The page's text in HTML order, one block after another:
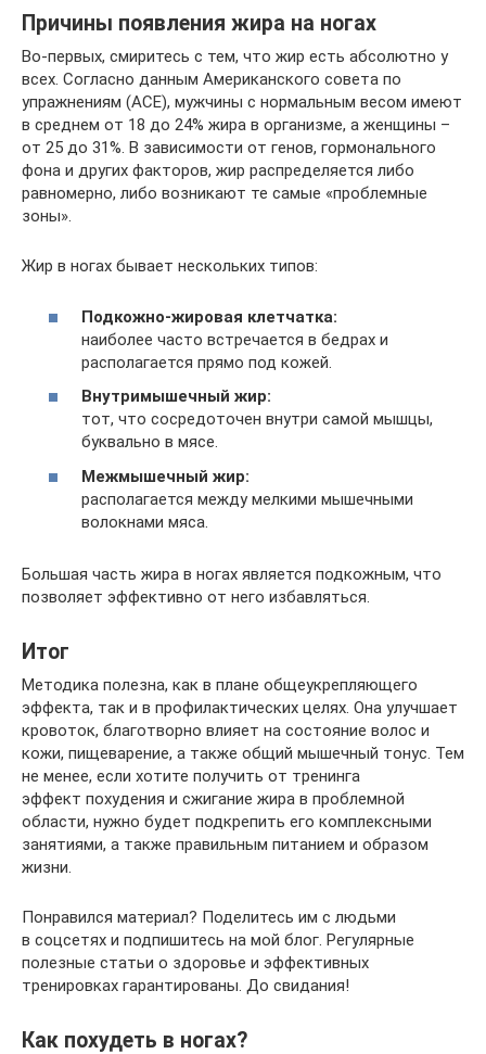
Причины появления жира на ногах
Во-первых, смиритесь с тем, что жир есть абсолютно у
всех. Согласно данным Американского совета по
упражнениям (ACE), мужчины с нормальным весом имеют
в среднем от 18 до 24% жира в организме, а женщины –
от 25 до 31%. В зависимости от генов, гормонального
фона и других факторов, жир распределяется либо
равномерно, либо возникают те самые «проблемные
зоны».
Жир в ногах бывает нескольких типов:
Подкожно-жировая клетчатка:
наиболее часто встречается в бедрах и
располагается прямо под кожей.
Внутримышечный жир:
тот, что сосредоточен внутри самой мышцы,
буквально в мясе.
Межмышечный жир:
располагается между мелкими мышечными
волокнами мяса.
Большая часть жира в ногах является подкожным, что
позволяет эффективно от него избавляться.
Итог
Методика полезна, как в плане общеукрепляющего
эффекта, так и в профилактических целях. Она улучшает
кровоток, благотворно влияет на состояние волос и
кожи, пищеварение, а также общий мышечный тонус. Тем
не менее, если хотите получить от тренинга
эффект похудения и сжигание жира в проблемной
области, нужно будет подкрепить его комплексными
занятиями, а также правильным питанием и образом
жизни.
Понравился материал? Поделитесь им с людьми
в соцсетях и подпишитесь на мой блог. Регулярные
полезные статьи о здоровье и эффективных
тренировках гарантированы. До свидания!
Как похудеть в ногах?